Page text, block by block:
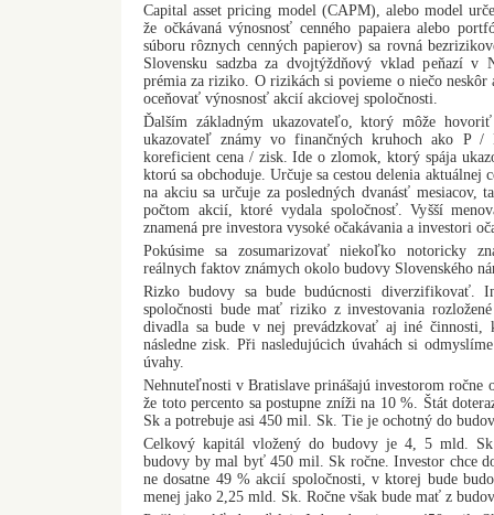
Capital asset pricing model (CAPM), alebo model
že očkávaná výnosnosť cenného papaiera alebo
súboru rôznych cenných papierov) sa rovná
Slovensku sadzba za dvojtýždňový vklad peňazí v
prémia za riziko. O rizikách si povieme o niečo neskôr
oceňovať výnosnosť akcií akciovej spoločnosti.
Ďalším základným ukazovateľo, ktorý môže
ukazovateľ známy vo finančných kruhoch ako P /
koreficient cena / zisk. Ide o zlomok, ktorý spája
ktorú sa obchoduje. Určuje sa cestou delenia aktuálnej
na akciu sa určuje za posledných dvanásť mesiacov,
počtom akcií, ktoré vydala spoločnosť. Vyšší
znamená pre investora vysoké očakávania a investori
Pokúsime sa zosumarizovať niekoľko notoricky
reálnych faktov známych okolo budovy Slovenského
Rizko budovy sa bude budúcnosti diverzifikovať.
spoločnosti bude mať riziko z investovania
divadla sa bude v nej prevádzkovať aj iné činnosti,
následne zisk. Při nasledujúcich úvahách si
úvahy.
Nehnuteľnosti v Bratislave prinášajú investorom ročne
že toto percento sa postupne zníži na 10 %. Štát
Sk a potrebuje asi 450 mil. Sk. Tie je ochotný do
Celkový kapitál vložený do budovy je 4, 5 mld.
budovy by mal byť 450 mil. Sk ročne. Investor chce
ne dosatne 49 % akcií spoločnosti, v ktorej bude
menej jako 2,25 mld. Sk. Ročne však bude mať z